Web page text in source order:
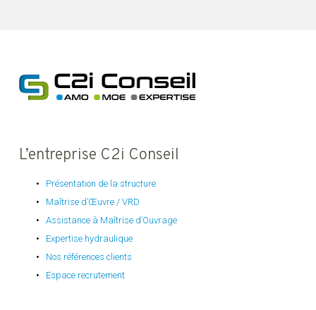
L’entreprise C2i Conseil
Présentation de la structure
Maîtrise d’Œuvre / VRD
Assistance à Maîtrise d’Ouvrage
Expertise hydraulique
Nos références clients
Espace recrutement